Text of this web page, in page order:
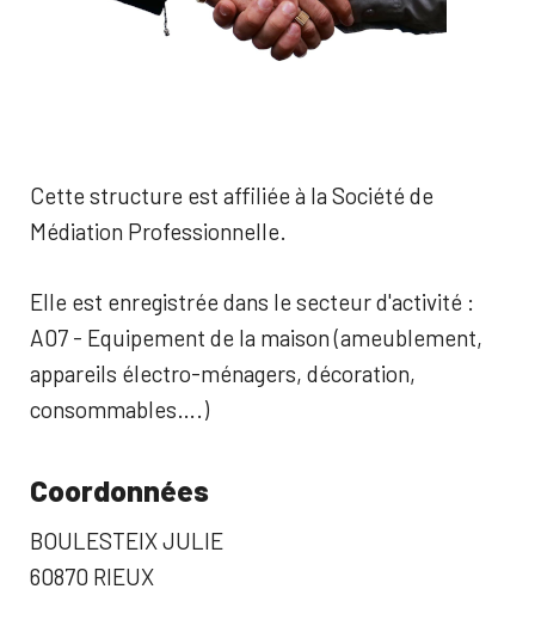
Cette structure est affiliée à la Société de
Médiation Professionnelle.
Elle est enregistrée dans le secteur d'activité :
A07 - Equipement de la maison (ameublement,
appareils électro-ménagers, décoration,
consommables….)
Coordonnées
BOULESTEIX JULIE
60870 RIEUX